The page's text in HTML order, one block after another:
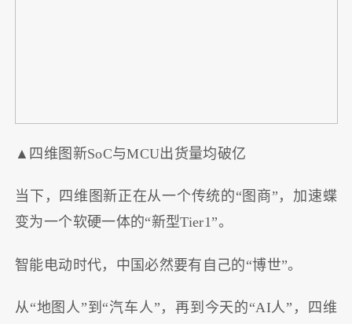
▲四维图新SoC与MCU出货量均破亿
当下，四维图新正在从一个传统的“图商”，加速蝶
变为一个软硬一体的“新型Tier1”。
智能电动时代，中国必然要有自己的“博世”。
从“地图人”到“汽车人”，再到今天的“AI人”，四维